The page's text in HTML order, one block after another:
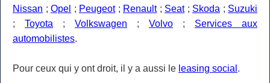
Nissan ; Opel ; Peugeot; Renault; Seat; Skoda ; Suzuki
; Toyota ; Volkswagen ; Volvo ; Services aux
automobilistes.
Pour ceux qui y ont droit, il y a aussi le leasing social .